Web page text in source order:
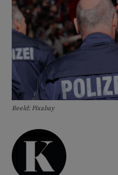
Beeld: Pixabay